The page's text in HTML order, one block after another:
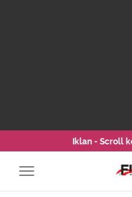
Iklan - Scroll